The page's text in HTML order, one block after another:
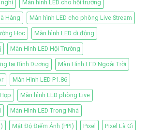
nghị Màn hình LED cho hội trường
Hàng Màn hình LED cho phòng Live Stream
Học Màn hình LED di động
Màn Hình LED Hội Trường
tại Bình Dương Màn Hình LED Ngoài Trời
Màn Hình LED P1.86
Màn hình LED phòng Live
Màn Hình LED Trong Nhà
Mật Độ Điểm Ảnh (PPI) Pixel Pixel Là Gì